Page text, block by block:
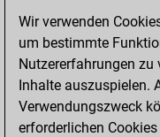
Wir verwenden
um bestimmte
Nutzererfahrungen zu
Inhalte auszuspielen.
Verwendungszweck
erforderlichen